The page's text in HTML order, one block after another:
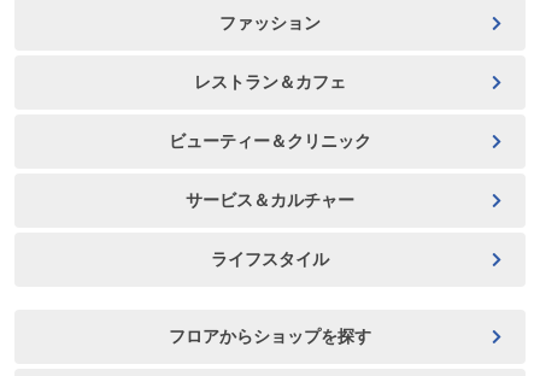
ファッション
レストラン＆カフェ
ビューティー＆クリニック
サービス＆カルチャー
ライフスタイル
フロアからショップを探す